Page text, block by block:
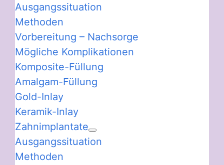
Ausgangssituation
Methoden
Vorbereitung – Nachsorge
Mögliche Komplikationen
Komposite-Füllung
Amalgam-Füllung
Gold-Inlay
Keramik-Inlay
Zahnimplantate
Ausgangssituation
Methoden